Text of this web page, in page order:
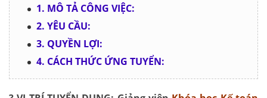
1. MÔ TẢ CÔNG VIỆC:
2. YÊU CẦU:
3. QUYỀN LỢI:
4. CÁCH THỨC ỨNG TUYỂN: